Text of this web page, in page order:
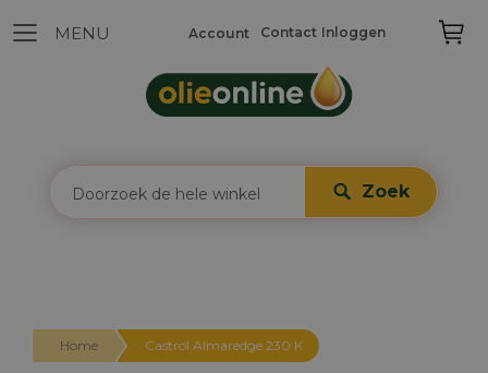
Zoek
Contact Inloggen
Account
Home Castrol Almaredge 230 K